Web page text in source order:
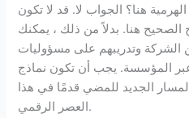
هنا؟ الجواب لا. قد لا تكون
الصحيح هنا. بدلاً من ذلك ، يمكنك
الشركة وتدريبهم على مسؤوليات
عبر المؤسسة. يجب أن تكون نماذج
الجديد للمضي قدمًا في هذا
العصر الرقمي.